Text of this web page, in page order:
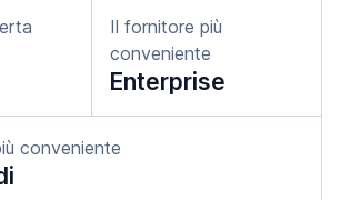
Il fornitore più
conveniente
Enterprise
conveniente